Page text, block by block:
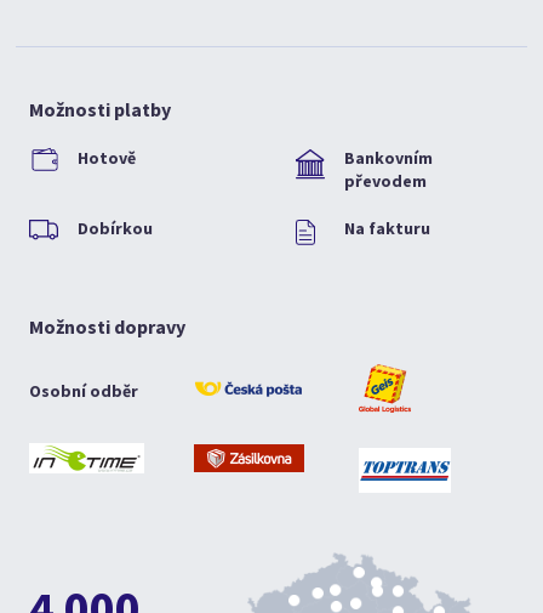
Možnosti platby
Hotově
Bankovním
převodem
Dobírkou Na fakturu
Možnosti dopravy
Osobní odběr